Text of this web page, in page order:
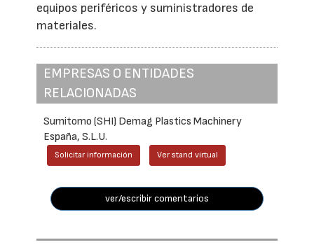
equipos periféricos y suministradores de
materiales.
EMPRESAS O ENTIDADES
RELACIONADAS
Sumitomo (SHI) Demag Plastics Machinery
España, S.L.U.
Solicitar información Ver stand virtual
ver/escribir comentarios